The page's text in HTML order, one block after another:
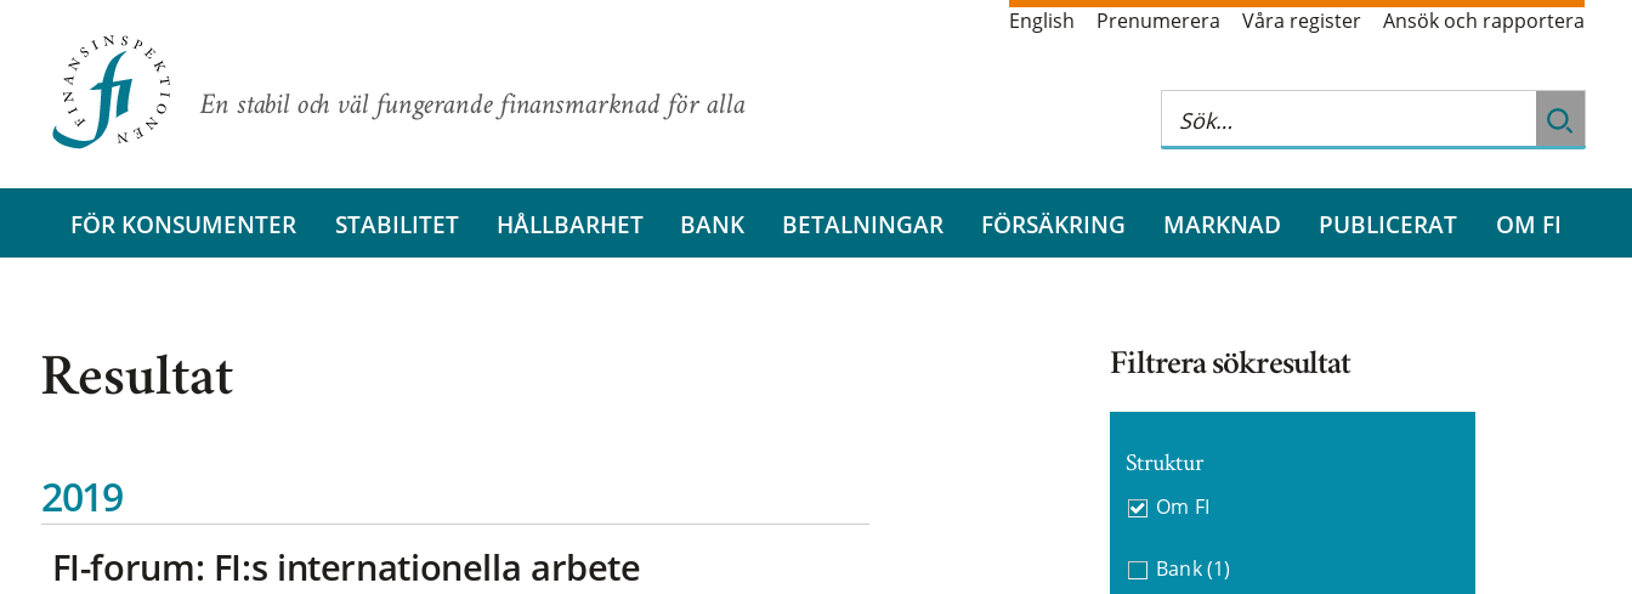
En stabil och väl fungerande finansmarknad för alla
English Prenumerera Våra register Ansök och rapportera
FÖR KONSUMENTER STABILITET HÅLLBARHET BANK BETALNINGAR FÖRSÄKRING MARKNAD PUBLICERAT OM FI
Resultat
2019
FI-forum: FI:s internationella arbete
Filtrera sökresultat
Struktur
Om FI
Bank (1)